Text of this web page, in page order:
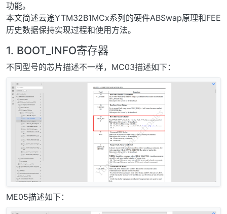
功能。
本⽂简述云途YTM32B1MCx系列的硬件ABSwap原理和FEE
历史数据保持实现过程和使用方法。
1. BOOT_INFO寄存器
不同型号的芯片描述不一样，MC03描述如下：
ME05描述如下：